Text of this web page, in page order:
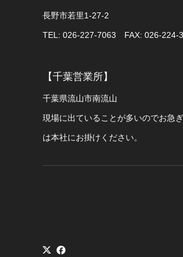
長野市若里1-27-2
TEL: 026-227-7063 FAX: 026-224-
【千葉営業所】
千葉県流山市南流山
現場に出ていることが多いのでお急
は本社にお掛けください。